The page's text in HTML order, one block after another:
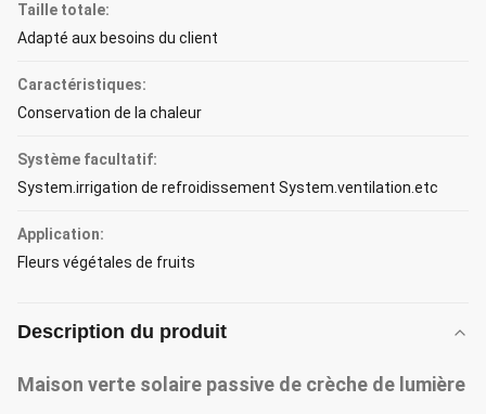
Taille totale:
Adapté aux besoins du client
Caractéristiques:
Conservation de la chaleur
Système facultatif:
System.irrigation de refroidissement System.ventilation.etc
Application:
Fleurs végétales de fruits
Description du produit
Maison verte solaire passive de crèche de lumière